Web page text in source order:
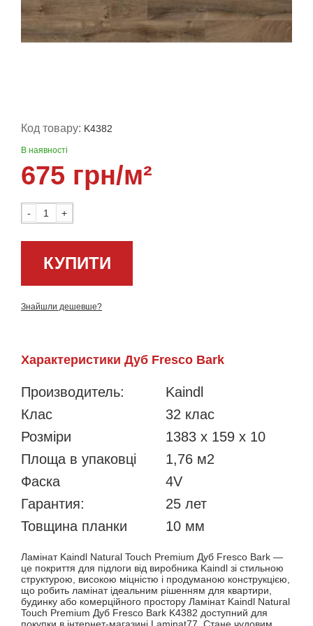
Код товару: K4382
В наявності
675 грн/м²
- +
КУПИТИ
Знайшли дешевше?
Характеристики Дуб Fresco Bark
Производитель:
Kaindl
Клас
32 клас
Розміри
1383 x 159 x 10
Площа в упаковці
1,76 м2
Фаска
4V
Гарантия:
25 лет
Товщина планки
10 мм
Ламінат Kaindl Natural Touch Premium Дуб Fresco Bark —
це покриття для підлоги від виробника Kaindl зі стильною
структурою, високою міцністю і продуманою конструкцією,
що робить ламінат ідеальним рішенням для квартири,
будинку або комерційного простору Ламінат Kaindl Natural
Touch Premium Дуб Fresco Bark K4382 доступний для